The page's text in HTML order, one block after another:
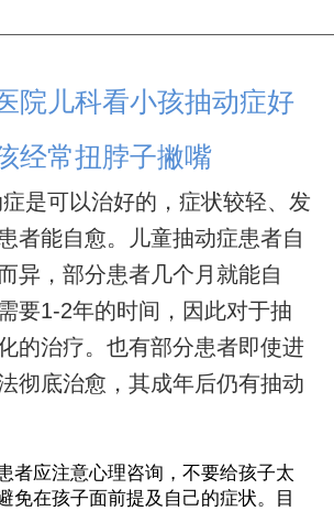
院儿科看小孩抽动症好
经常扭脖子撇嘴
可以治好的，症状较轻、发
者能自愈。儿童抽动症患者自
异，部分患者几个月就能自
要1-2年的时间，因此对于抽
的治疗。也有部分患者即使进
彻底治愈，其成年后仍有抽动
应注意心理咨询，不要给孩子太
免在孩子面前提及自己的症状。目